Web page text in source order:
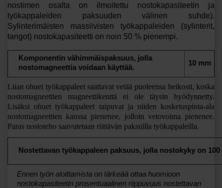
nostimen osalta on ilmoitettu nostokapasiteetin ja
työkappaleiden paksuuden välinen suhde).
Sylinterimäisten massiivisten työkappaleiden (sylinterit,
tangot) nostokapasiteetti on noin 50 % pienempi.
Komponentin vähimmäispaksuus, jolla
nostomagneettia voidaan käyttää.
10 mm
Liian ohuet työkappaleet saattavat vetää puoleensa heikosti, koska
nostomagneettien magneettikenttä ei ole täysin hyödynnetty.
Lisäksi ohuet työkappaleet taipuvat ja niiden kosketuspinta-ala
nostomagneettien kanssa pienenee, jolloin vetovoima pienenee.
Paras nostoteho saavutetaan riittävän paksuilla työkappaleilla.
Nostettavan työkappaleen paksuus, jolla nostokyky on 100
Ennen työn aloittamista on tärkeää ottaa huomioon
nostokapasiteetin prosentuaalinen riippuvuus nostettavan